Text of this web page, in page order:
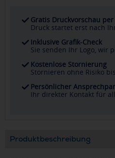
Gratis Druckvorschau
Druck startet erst nach
Inklusive Grafik-Check
Sie senden Ihr Logo, wir
Kostenlose Stornierung
Stornieren ohne Risiko
Persönlicher
Ihr direkter Kontakt für
Produktbeschreibung